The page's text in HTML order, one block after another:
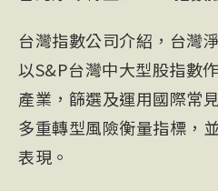
台灣指數公司介紹，台灣
以S&P台灣中大型股指數
產業，篩選及運用國際常
多重轉型風險衡量指標，
表現。